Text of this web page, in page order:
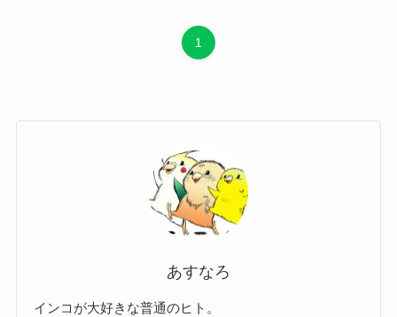
1
あすなろ
インコが大好きな普通のヒト。